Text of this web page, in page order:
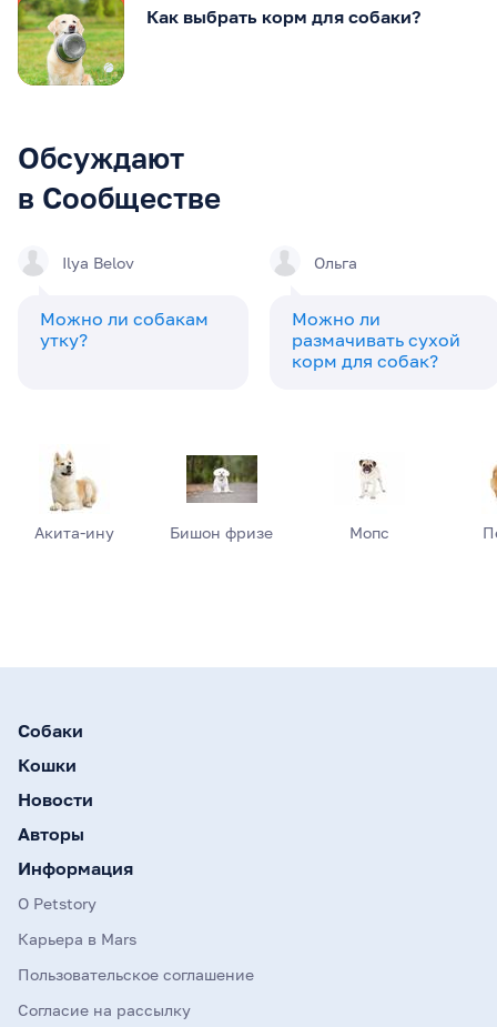
Как выбрать корм для собаки?
Обсуждают
в Сообществе
Ilya Belov
Можно ли собакам
утку?
Ольга
Можно ли
размачивать сухой
корм для собак?
Акита-ину Бишон фризе Мопс
Собаки
Кошки
Новости
Авторы
Информация
О Petstory
Карьера в Mars
Пользовательское соглашение
Согласие на рассылку